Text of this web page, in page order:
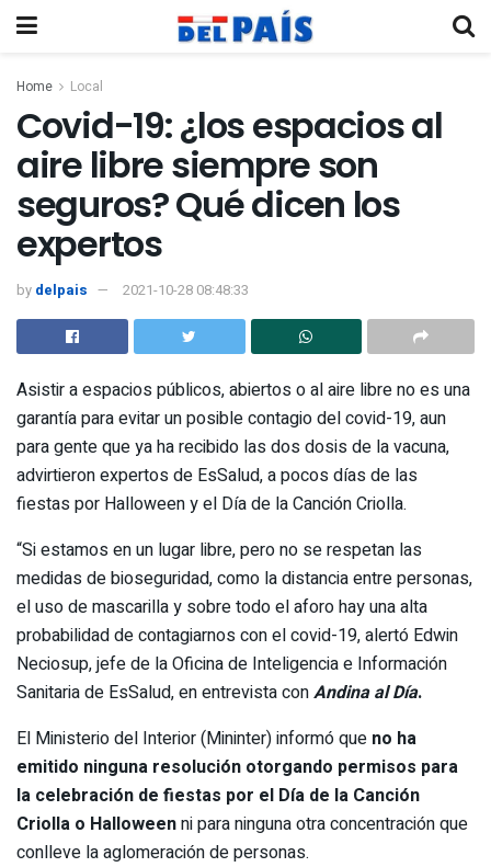
Home Local
Covid-19: ¿los espacios al
aire libre siempre son
seguros? Qué dicen los
expertos
by delpais 2021-10-28 08:48:33
Asistir a espacios públicos, abiertos o al aire libre no es una
garantía para evitar un posible contagio del covid-19, aun
para gente que ya ha recibido las dos dosis de la vacuna,
advirtieron expertos de EsSalud, a pocos días de las
fiestas por Halloween y el Día de la Canción Criolla.
“Si estamos en un lugar libre, pero no se respetan las
medidas de bioseguridad, como la distancia entre personas,
el uso de mascarilla y sobre todo el aforo hay una alta
probabilidad de contagiarnos con el covid-19, alertó Edwin
Neciosup, jefe de la Oficina de Inteligencia e Información
Sanitaria de EsSalud, en entrevista conAndina al Día.
El Ministerio del Interior (Mininter) informó que no ha
emitido ninguna resolución otorgando permisos para
la celebración de fiestas por el Día de la Canción
Criolla o Halloweenni para ninguna otra concentración que
conlleve la aglomeración de personas.